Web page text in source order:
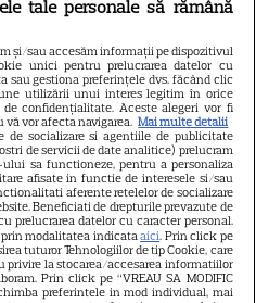
înfiorătoare a
în România!
noastră și-a luat Adio
și a murit! Am
chiar acum și nu ne mai
din șoc! Ce i s-a
este crunt
tale personale să rămână
și/sau accesăm informații pe dispozitivul
unici pentru prelucrarea datelor cu
sau gestiona preferințele dvs. făcând clic
utilizării unui interes legitim în orice
confidențialitate. Aceste alegeri vor fi
vor afecta navigarea. Mai multe detalii
de socializare si agentiile de publicitate
de servicii de date analitice) prelucram
sa functioneze, pentru a personaliza
afisate in functie de interesele si/sau
aferente retelelor de socializare
Beneficiati de drepturile prevazute de
prelucrarea datelor cu caracter personal.
modalitatea indicataaici. Prin click pe
tuturor Tehnologiilor de tip Cookie, care
privire la stocarea/accesarea informatiilor
Prin click pe “VREAU SA MODIFIC
preferintele in mod individual, mai